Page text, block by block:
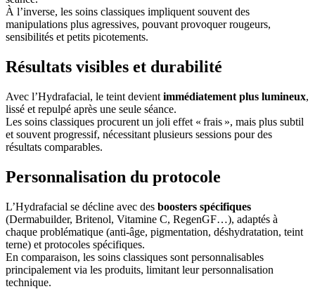
À l’inverse, les soins classiques impliquent souvent des
manipulations plus agressives, pouvant provoquer rougeurs,
sensibilités et petits picotements.
Résultats visibles et durabilité
Avec l’Hydrafacial, le teint devient immédiatement plus lumineux,
lissé et repulpé après une seule séance.
Les soins classiques procurent un joli effet « frais », mais plus subtil
et souvent progressif, nécessitant plusieurs sessions pour des
résultats comparables.
Personnalisation du protocole
L’Hydrafacial se décline avec des boosters spécifiques
(Dermabuilder, Britenol, Vitamine C, RegenGF…), adaptés à
chaque problématique (anti-âge, pigmentation, déshydratation, teint
terne) et protocoles spécifiques.
En comparaison, les soins classiques sont personnalisables
principalement via les produits, limitant leur personnalisation
technique.